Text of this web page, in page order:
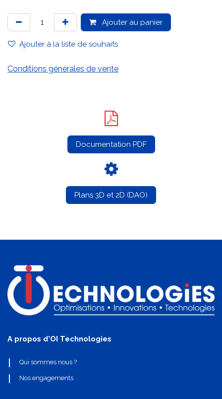
Ajouter au panier
Ajouter à la liste de souhaits
Conditions générales de vente
Documentation PDF
Plans 3D et 2D (DAO)
A propos d'OI Technologies
Qui sommes nous ?
Nos engagements